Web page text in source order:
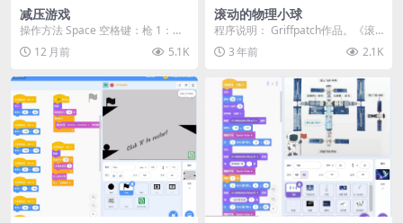
减压游戏
操作方法 Space 空格键：枪 1：大
炮 2：龟派气功 3：炸弹 4：剑
5：...12 月前 5.1K
滚动的物理小球
程序说明： Griffpatch作品。《滚
动的物理小球》是一款基于Scratc
h... 3 年前 2.1K